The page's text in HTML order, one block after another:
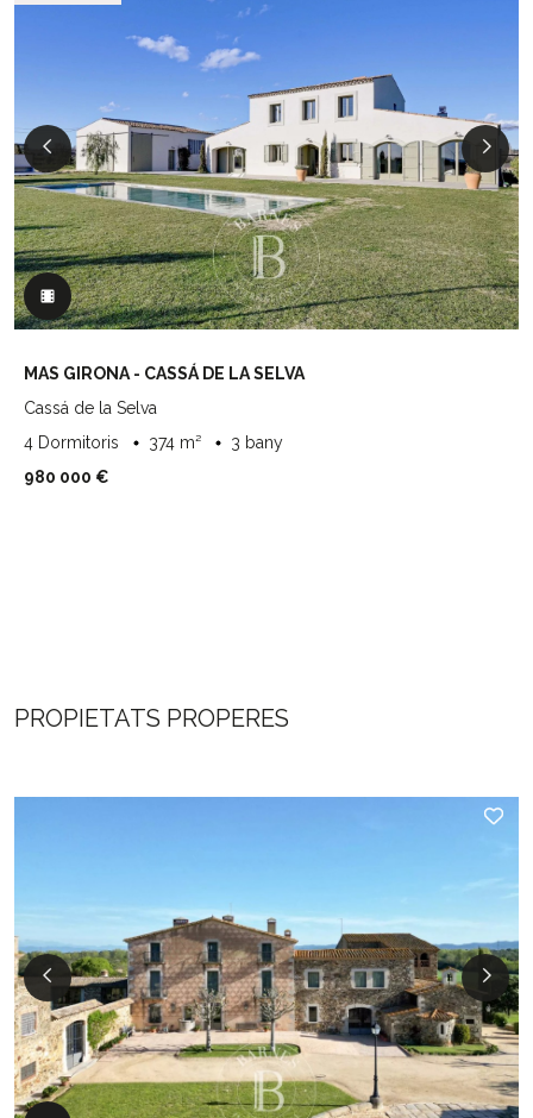
MAS GIRONA - CASSÁ DE LA SELVA
Cassá de la Selva
4 Dormitoris
374 m²
3 bany
980 000 €
PROPIETATS PROPERES